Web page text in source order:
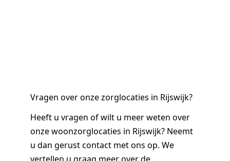
Vragen over onze zorglocaties in Rijswijk?
Heeft u vragen of wilt u meer weten over
onze woonzorglocaties in Rijswijk? Neemt
u dan gerust contact met ons op. We